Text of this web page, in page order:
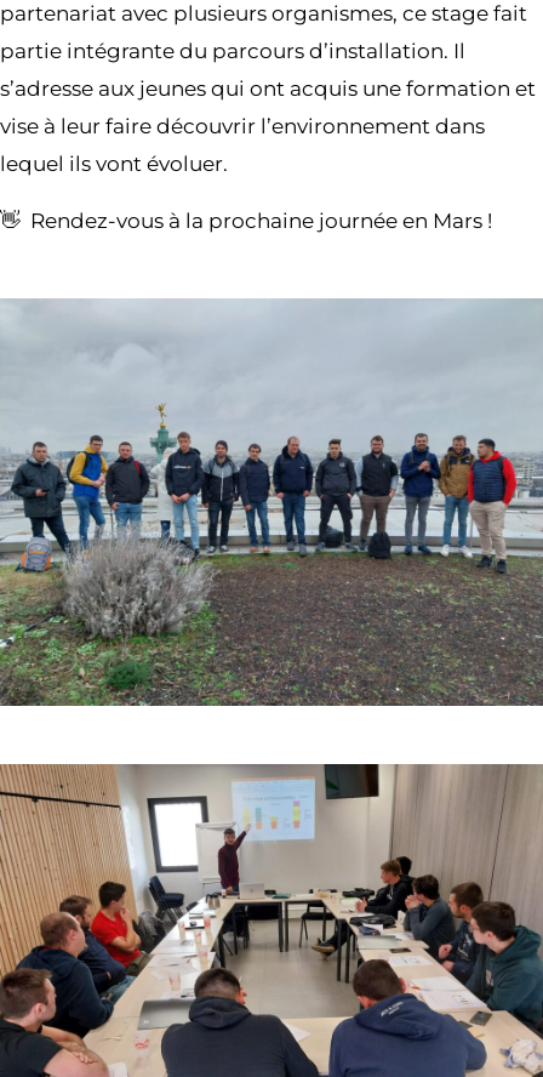
partenariat avec plusieurs organismes, ce stage fait
partie intégrante du parcours d’installation. Il
s’adresse aux jeunes qui ont acquis une formation et
vise à leur faire découvrir l’environnement dans
lequel ils vont évoluer.
👋 Rendez-vous à la prochaine journée en Mars !